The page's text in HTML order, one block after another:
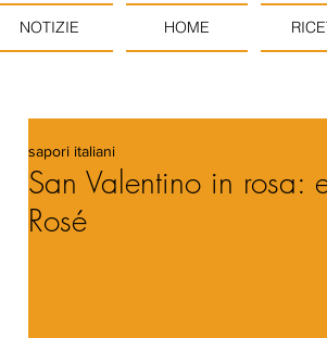
NOTIZIE HOME
San Valentino in rosa:
Rosé
sapori italiani